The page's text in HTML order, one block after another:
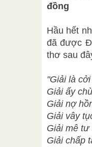
đồng
Hầu hết
đã được
thơ sau
"Giải là
Giải ấy
Giải nợ
Giải vây
Giải mê tư
Giải chấp